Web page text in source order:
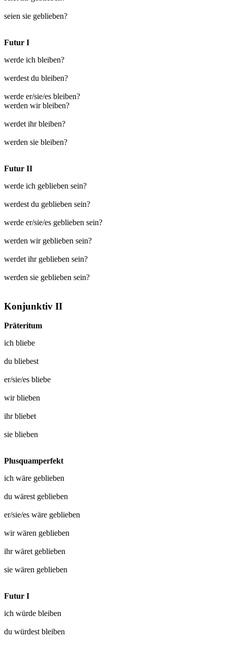
seien sie geblieben?
Futur I
werde ich bleiben?
werdest du bleiben?
werde er/sie/es bleiben?
werden wir bleiben?
werdet ihr bleiben?
werden sie bleiben?
Futur II
werde ich geblieben sein?
werdest du geblieben sein?
werde er/sie/es geblieben sein?
werden wir geblieben sein?
werdet ihr geblieben sein?
werden sie geblieben sein?
Konjunktiv II
Präteritum
ich bliebe
du bliebest
er/sie/es bliebe
wirblieben
ihrbliebet
sie blieben
Plusquamperfekt
ich wäre geblieben
du wärest geblieben
er/sie/es wäre geblieben
wir wären geblieben
ihr wäret geblieben
sie wären geblieben
Futur I
ich würde bleiben
du würdest bleiben